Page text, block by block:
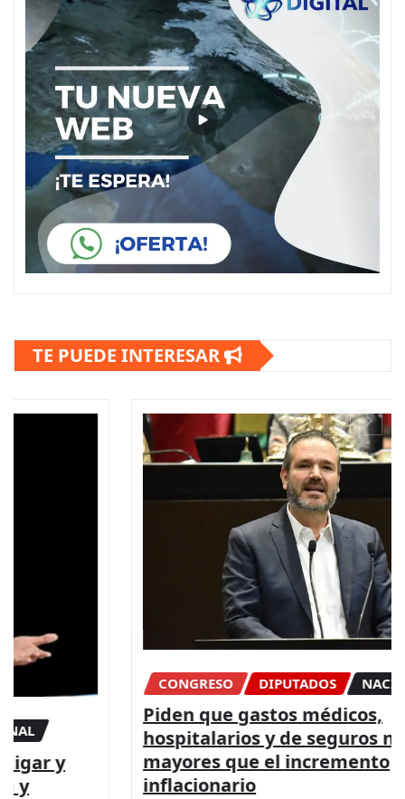
TE PUEDE INTERESAR
DIPUTADOS NACIONAL
Piden que gastos médicos,
hospitalarios y de seguros no sean
mayores que el incremento
inflacionario